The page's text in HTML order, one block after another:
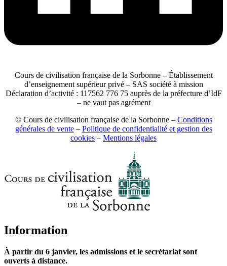
Cours de civilisation française de la Sorbonne – Établissement
d’enseignement supérieur privé – SAS société à mission
Déclaration d’activité : 117562 776 75 auprès de la préfecture d’IdF
– ne vaut pas agrément
© Cours de civilisation française de la Sorbonne – Conditions
générales de vente– Politique de confidentialité et gestion des
cookies – Mentions légales
Information
À partir du 6 janvier, les admissions et le secrétariat sont
ouverts à distance.